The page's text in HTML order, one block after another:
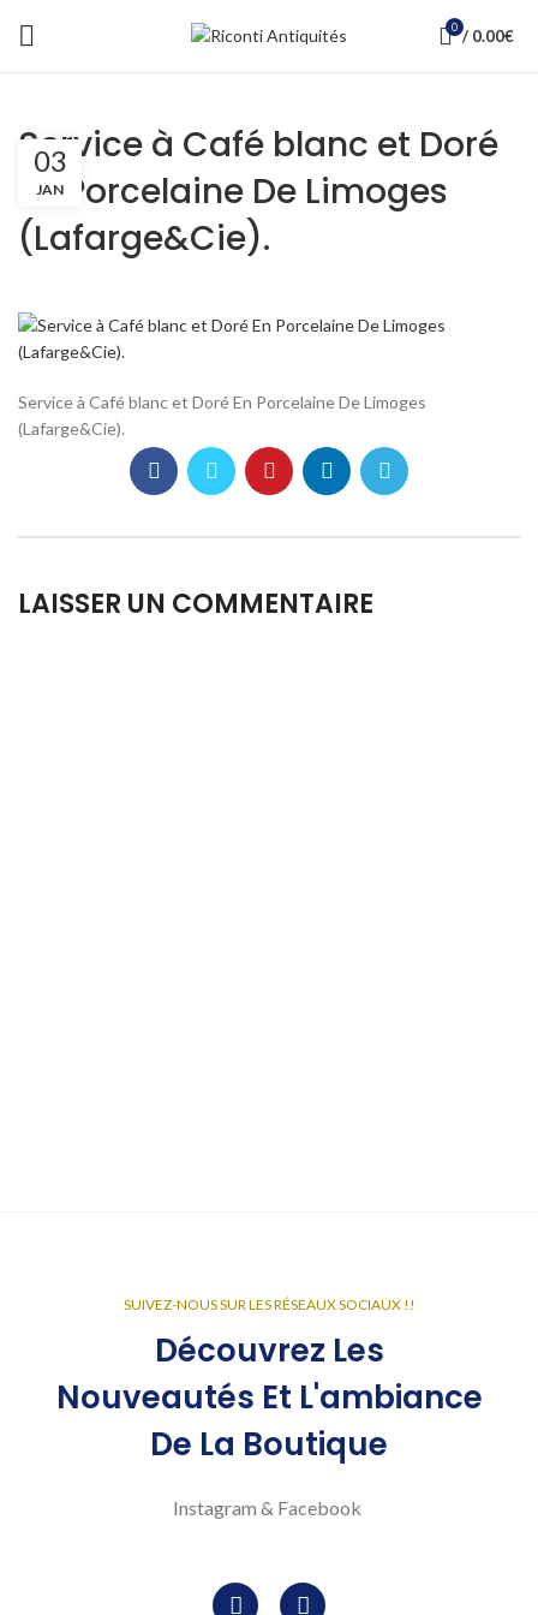
0 / 0.00€
Service à Café blanc et Doré
En Porcelaine De Limoges
(Lafarge&Cie).
03
JAN
Service à Café blanc et Doré En Porcelaine De Limoges
(Lafarge&Cie).
LAISSER UN COMMENTAIRE
SUIVEZ-NOUS SUR LES RÉSEAUX SOCIAUX !!
Découvrez Les
Nouveautés Et L'ambiance
De La Boutique
Instagram & Facebook